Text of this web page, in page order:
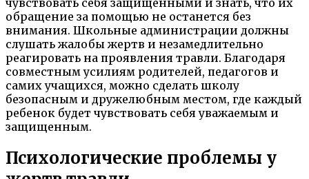
обращение за помощью не останется без
внимания. Школьные администрации должны
слушать жалобы жертв и незамедлительно
реагировать на проявления травли. Благодаря
совместным усилиям родителей, педагогов и
самих учащихся, можно сделать школу
безопасным и дружелюбным местом, где каждый
ребенок будет чувствовать себя уважаемым и
защищенным.
Психологические проблемы у